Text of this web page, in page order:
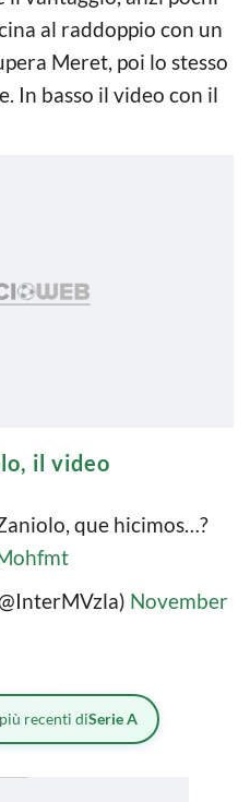
al raddoppio con un
Meret, poi lo stesso
In basso il video con il
il video
que hicimos…?
November
recenti diSerie A